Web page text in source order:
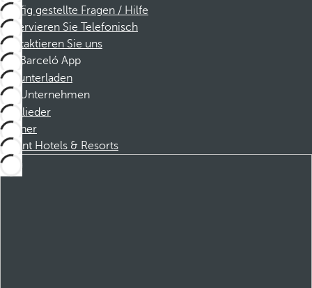
Häufig gestellte Fragen / Hilfe
Reservieren Sie Telefonisch
Kontaktieren Sie uns
Barceló App
Herunterladen
Unternehmen
Mitglieder
Partner
Dorint Hotels & Resorts